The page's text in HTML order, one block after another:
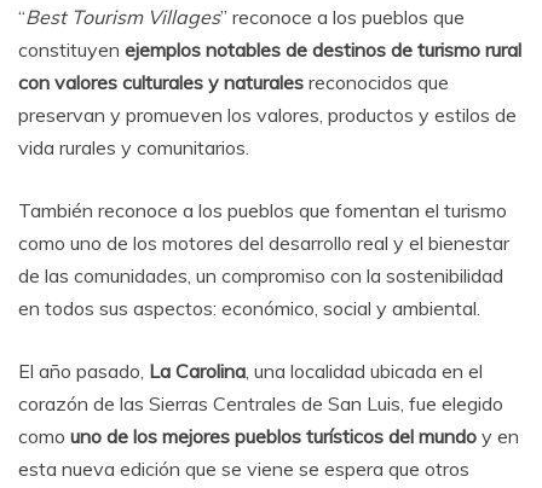
“Best Tourism Villages” reconoce a los pueblos que
constituyen ejemplos notables de destinos de turismo rural
con valores culturales y naturales reconocidos que
preservan y promueven los valores, productos y estilos de
vida rurales y comunitarios.
También reconoce a los pueblos que fomentan el turismo
como uno de los motores del desarrollo real y el bienestar
de las comunidades, un compromiso con la sostenibilidad
en todos sus aspectos: económico, social y ambiental.
El año pasado, La Carolina, una localidad ubicada en el
corazón de las Sierras Centrales de San Luis, fue elegido
como uno de los mejores pueblos turísticos del mundo y en
esta nueva edición que se viene se espera que otros